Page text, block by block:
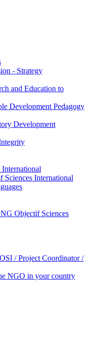
- Strategy
and Education to
Development Pedagogy
Development
Sciences International
Objectif Sciences
/ Project Coordinator /
NGO in your country